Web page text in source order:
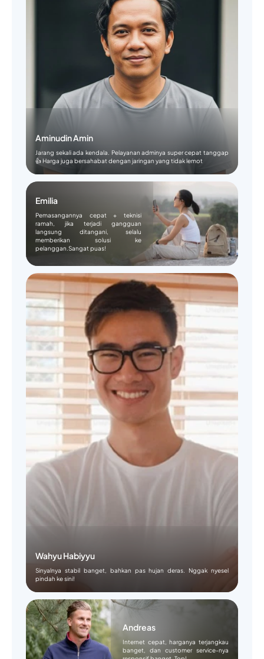
Aminudin Amin
Jarang sekali ada kendala. Pelayanan adminya super cepat tanggap
👍 Harga juga bersahabat dengan jaringan yang tidak lemot
Emilia
Pemasangannya cepat + teknisi
ramah, jika terjadi gangguan
langsung ditangani, selalu
memberikan solusi ke
pelanggan.Sangat puas!
Wahyu Habiyyu
Sinyalnya stabil banget, bahkan pas hujan deras. Nggak nyesel
pindah ke sini!
Andreas
Internet cepat, harganya terjangkau
banget, dan customer service-nya